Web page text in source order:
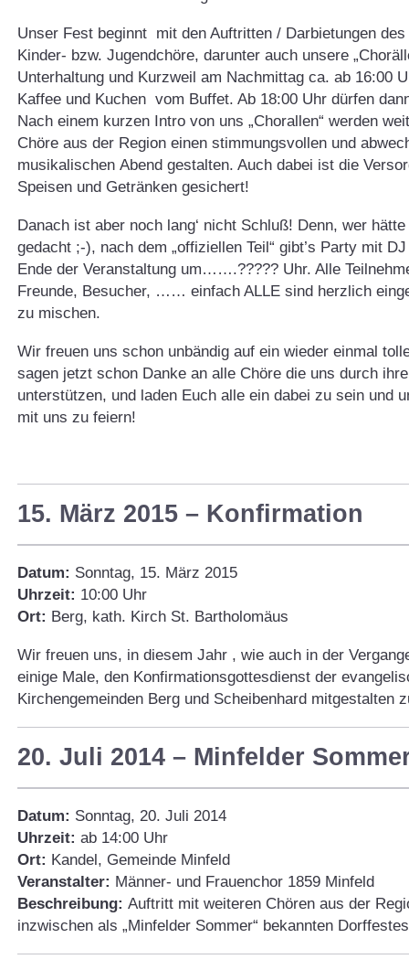
Unser Fest beginnt mit den Auftritten / Darbietungen
Kinder- bzw. Jugendchöre, darunter auch unsere
Unterhaltung und Kurzweil am Nachmittag ca. ab 16:00
Kaffee und Kuchen vom Buffet. Ab 18:00 Uhr dürfen
Nach einem kurzen Intro von uns „Chorallen“ werden
Chöre aus der Region einen stimmungsvollen und
musikalischen Abend gestalten. Auch dabei ist die
Speisen und Getränken gesichert!
Danach ist aber noch lang‘ nicht Schluß! Denn, wer
gedacht ;-), nach dem „offiziellen Teil“ gibt’s Party mit
Ende der Veranstaltung um…….????? Uhr. Alle
Freunde, Besucher, …… einfach ALLE sind herzlich
zu mischen.
Wir freuen uns schon unbändig auf ein wieder einmal
sagen jetzt schon Danke an alle Chöre die uns durch
unterstützen, und laden Euch alle ein dabei zu sein und
mit uns zu feiern!
15. März 2015 – Konfirmation
Datum: Sonntag, 15. März 2015
Uhrzeit: 10:00 Uhr
Ort: Berg, kath. Kirch St. Bartholomäus
Wir freuen uns, in diesem Jahr , wie auch in der
einige Male, den Konfirmationsgottesdienst der
Kirchengemeinden Berg und Scheibenhard mitgestalten
20. Juli 2014 – Minfelder
Datum: Sonntag, 20. Juli 2014
Uhrzeit: ab 14:00 Uhr
Ort: Kandel, Gemeinde Minfeld
Veranstalter: Männer- und Frauenchor 1859 Minfeld
Beschreibung: Auftritt mit weiteren Chören aus der
inzwischen als „Minfelder Sommer“ bekannten